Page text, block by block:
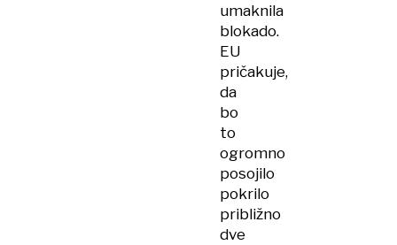
umaknila
blokado.
EU
pričakuje,
da
bo
to
ogromno
posojilo
pokrilo
približno
dve